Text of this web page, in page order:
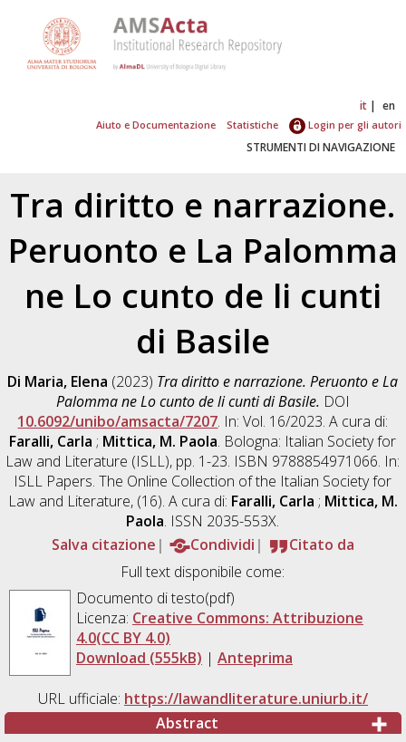
it en
Aiuto e Documentazione Statistiche Login per gli autori
STRUMENTI DI NAVIGAZIONE
Tra diritto e narrazione.
Peruonto e La Palomma
ne Lo cunto de li cunti
di Basile
Di Maria, Elena (2023) Tra diritto e narrazione. Peruonto e La
Palomma ne Lo cunto de li cunti di Basile. DOI
10.6092/unibo/amsacta/7207. In: Vol. 16/2023. A cura di:
Faralli, Carla ; Mittica, M. Paola. Bologna: Italian Society for
Law and Literature (ISLL), pp. 1-23. ISBN 9788854971066. In:
ISLL Papers. The Online Collection of the Italian Society for
Law and Literature, (16). A cura di: Faralli, Carla ; Mittica, M.
Paola. ISSN 2035-553X.
Salva citazione
Condividi
Citato da
Full text disponibile come:
Documento di testo(pdf)
Licenza: Creative Commons: Attribuzione
4.0(CC BY 4.0)
Download (555kB) | Anteprima
URL ufficiale: https://lawandliterature.uniurb.it/
Abstract